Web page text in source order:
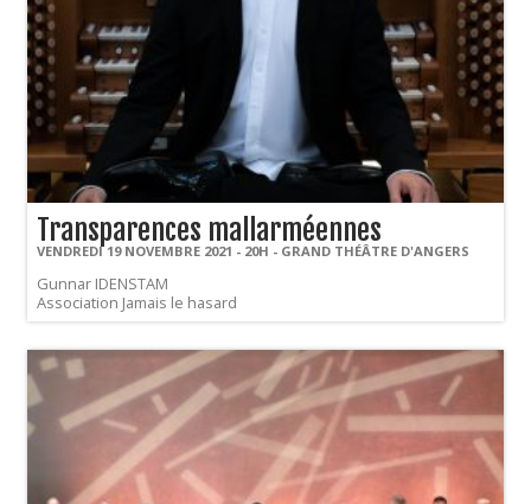
Transparences mallarméennes
VENDREDI 19 NOVEMBRE 2021 - 20H - GRAND THÉÂTRE D'ANGERS
Gunnar IDENSTAM
Association Jamais le hasard